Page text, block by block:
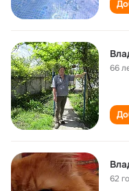
66
62